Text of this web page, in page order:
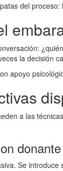
del
la decisión
apoyo
a las
Se